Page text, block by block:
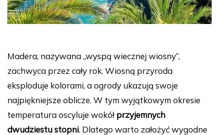
Madera, nazywana „wyspą wiecznej wiosny”,
zachwyca przez cały rok. Wiosną przyroda
eksploduje kolorami, a ogrody ukazują swoje
najpiękniejsze oblicze. W tym wyjątkowym okresie
temperatura oscyluje wokółprzyjemnych
dwudziestu stopni. Dlatego warto założyć wygodne